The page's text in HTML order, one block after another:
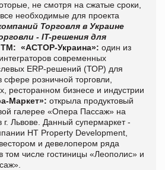
не смотря на сжатые сроки,
необходимые для проекта
Торговля в Украине
- IT-решения для
ТМ: «АСТОР-Украина»: один из
современных
ERP-решений (ТОР) для
сфере розничной торговли,
ресторанном бизнесе и индустрии
Маркет»: открыла продуктовый
галерее «Опера Пассаж» на
г. Львове. Данный супермаркет -
HT Property Development,
и девелопером ряда
том числе гостиницы «Леополис» и